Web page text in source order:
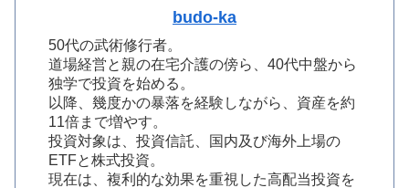
budo-ka
50代の武術修行者。
道場経営と親の在宅介護の傍ら、40代中盤から
独学で投資を始める。
以降、幾度かの暴落を経験しながら、資産を約
11倍まで増やす。
投資対象は、投資信託、国内及び海外上場の
ETFと株式投資。
現在は、複利的な効果を重視した高配当投資を